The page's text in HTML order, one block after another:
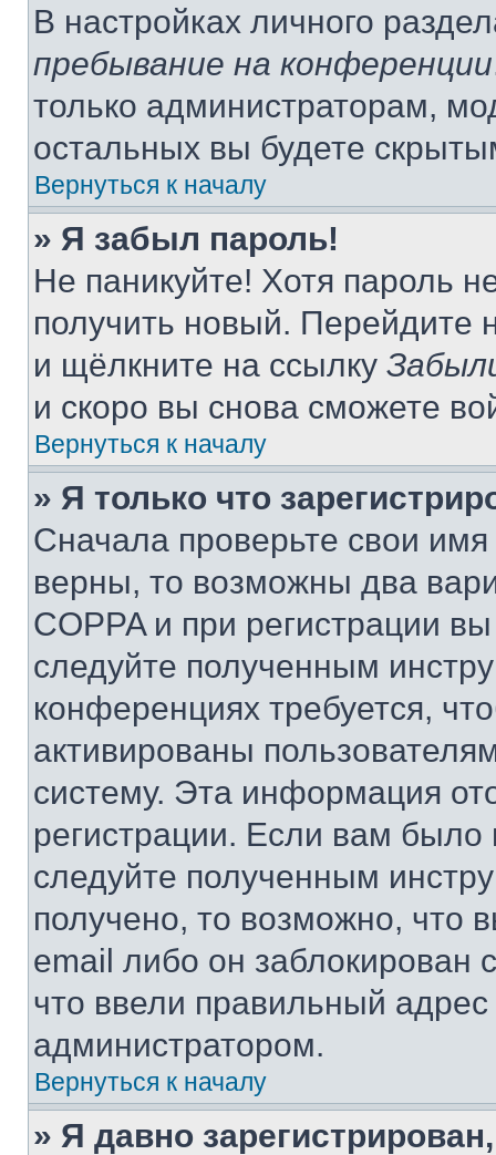
В настройках личного
пребывание на конференции
только администраторам,
остальных вы будете
Вернуться к началу
» Я забыл пароль!
Не паникуйте! Хотя пароль
получить новый. Перейдите
и щёлкните на ссылку
и скоро вы снова сможете
Вернуться к началу
» Я только что
Сначала проверьте свои
верны, то возможны два
COPPA и при регистрации
следуйте полученным
конференциях требуется,
активированы
систему. Эта информация
регистрации. Если вам
следуйте полученным
получено, то возможно, что
email либо он
что ввели правильный адрес
администратором.
Вернуться к началу
» Я давно